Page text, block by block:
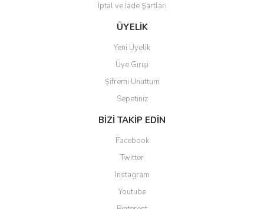
İptal ve İade Şartları
ÜYELİK
Yeni Üyelik
Üye Girişi
Şifremi Unuttum
Sepetiniz
BİZİ TAKİP EDİN
Facebook
Twitter
Instagram
Youtube